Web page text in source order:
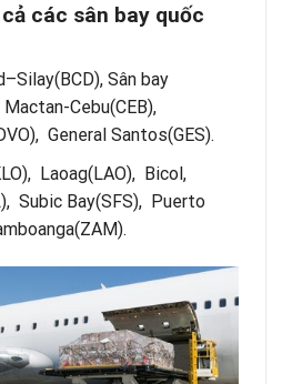
các sân bay quốc
Sân bay
Mactan-Cebu(CEB),
General Santos(GES).
Laoag(LAO), Bicol,
Subic Bay(SFS), Puerto